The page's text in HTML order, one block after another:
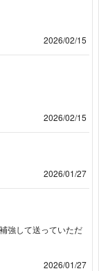
2026/02/15
2026/02/15
2026/01/27
強して送っていただ
2026/01/27